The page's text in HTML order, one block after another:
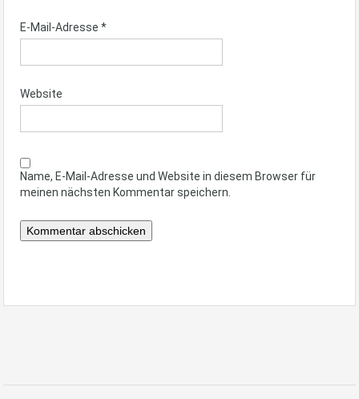
E-Mail-Adresse *
Website
Name, E-Mail-Adresse und Website in diesem Browser für
meinen nächsten Kommentar speichern.